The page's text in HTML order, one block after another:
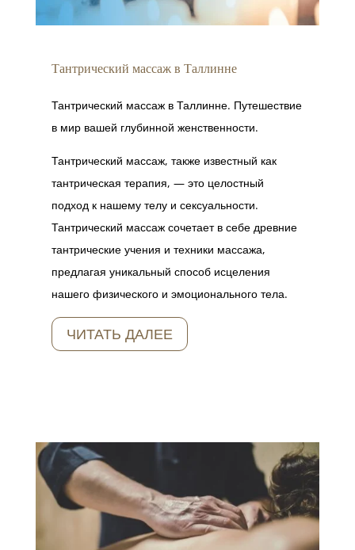
Тантрический массаж в Таллинне
Тантрический массаж в Таллинне. Путешествие
в мир вашей глубинной женственности.
Тантрический массаж, также известный как
тантрическая терапия, — это целостный
подход к нашему телу и сексуальности.
Тантрический массаж сочетает в себе древние
тантрические учения и техники массажа,
предлагая уникальный способ исцеления
нашего физического и эмоционального тела.
ЧИТАТЬ ДАЛЕЕ